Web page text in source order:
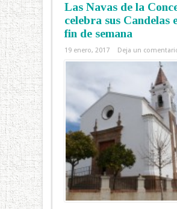
Las Navas de la
celebra sus Candelas
fin de semana
19 enero, 2017 Deja un